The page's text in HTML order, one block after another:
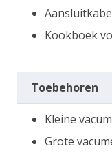
Kookboek
Toebehoren
Kleine
Grote